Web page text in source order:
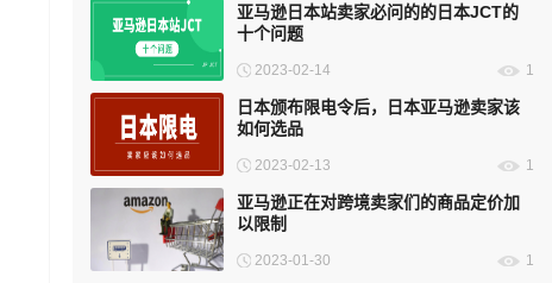
亚马逊日本站卖家必问的的日本JCT的
十个问题
2023-02-14 1
日本颁布限电令后，日本亚马逊卖家该
如何选品
2023-02-13 1
亚马逊正在对跨境卖家们的商品定价加
以限制
2023-01-30 1